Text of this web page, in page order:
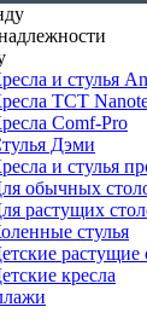
и стулья
TCT
Comf-Pro
Дэми
и стулья
обычных
растущих
стулья
растущие
кресла